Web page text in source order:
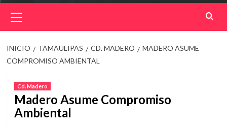
principal
INICIO TAMAULIPAS CD. MADERO
MADERO ASUME
COMPROMISO AMBIENTAL
Cd. Madero
Madero Asume Compromiso
Ambiental